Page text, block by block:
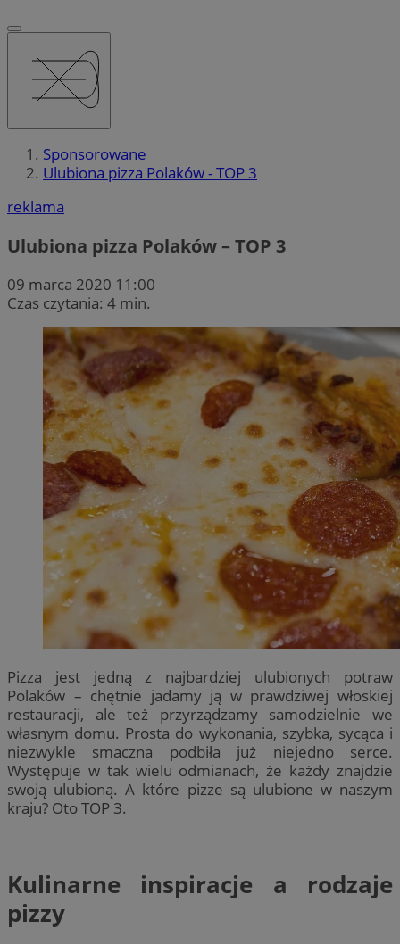
Sponsorowane
Ulubiona pizza Polaków - TOP 3
reklama
Ulubiona pizza Polaków – TOP 3
09 marca 2020 11:00
Czas czytania: 4 min.
Pizza jest jedną z najbardziej ulubionych potraw
Polaków – chętnie jadamy ją w prawdziwej włoskiej
restauracji, ale też przyrządzamy samodzielnie we
własnym domu. Prosta do wykonania, szybka, sycąca i
niezwykle smaczna podbiła już niejedno serce.
Występuje w tak wielu odmianach, że każdy znajdzie
swoją ulubioną. A które pizze są ulubione w naszym
kraju? Oto TOP 3.
Kulinarne inspiracje a rodzaje
pizzy